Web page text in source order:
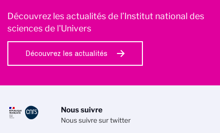
Découvrez les actualités de l’Institut national des
sciences de l'Univers
Découvrez les actualités
Nous suivre
Nous suivre sur twitter